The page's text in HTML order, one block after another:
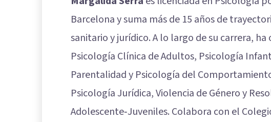
Barcelona y suma más de 15 años de
sanitario y jurídico. A lo largo de su carrera,
Psicología Clínica de Adultos, Psicología
Parentalidad y Psicología del
Psicología Jurídica, Violencia de Género y
Adolescente‑Juveniles. Colabora con el